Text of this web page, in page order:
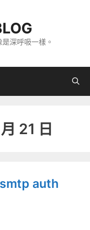
深呼吸一樣。
21 日
smtp auth